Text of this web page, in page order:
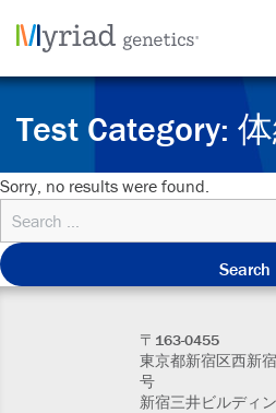
Test Category:
Sorry, no results were found.
Search
for:
〒163-0455
東京都新宿区西新
号
新宿三井ビルディ